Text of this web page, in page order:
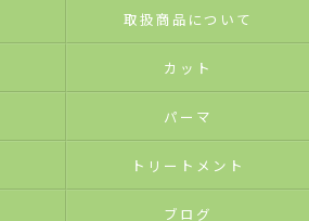
取扱商品について
カット
パーマ
トリートメント
ブログ